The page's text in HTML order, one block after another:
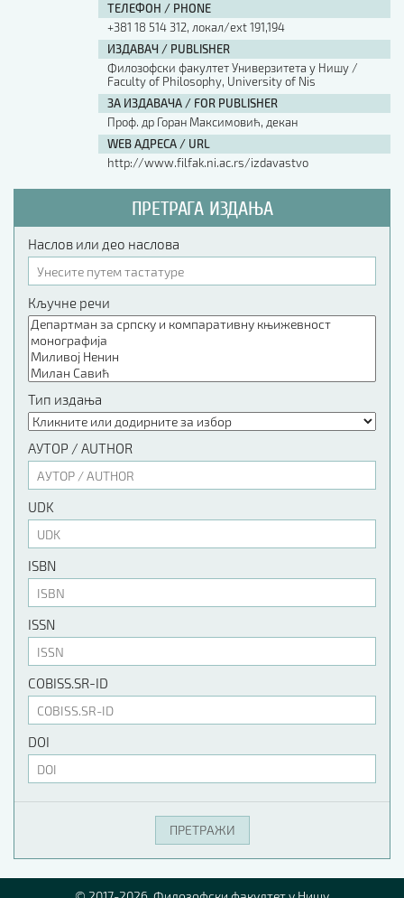
ТЕЛЕФОН / PHONE
+381 18 514 312, локал/ext 191,194
ИЗДАВАЧ / PUBLISHER
Филозофски факултет Универзитета у Нишу /
Faculty of Philosophy, University of Nis
ЗА ИЗДАВАЧА / FOR PUBLISHER
Проф. др Горан Максимовић, декан
WEB АДРЕСА / URL
http://www.filfak.ni.ac.rs/izdavastvo
ПРЕТРАГА ИЗДАЊА
Наслов или део наслова
Кључне речи
Тип издања
АУТОР / AUTHOR
UDK
ISBN
ISSN
COBISS.SR-ID
DOI